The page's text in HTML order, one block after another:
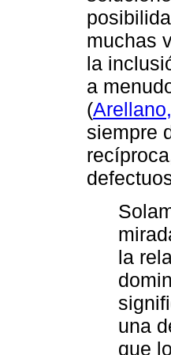
muchas
la
a
(
siempre
la
una
que